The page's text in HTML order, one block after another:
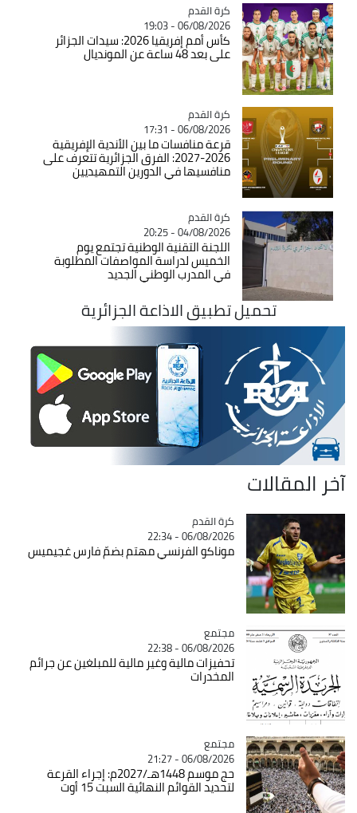
Catégorie
كرة القدم
06/08/2026 - 19:03
كأس أمم إفريقيا 2026: سيدات الجزائر
على بعد 48 ساعة عن المونديال
Catégorie
كرة القدم
06/08/2026 - 17:31
قرعة منافسات ما بين الأندية الإفريقية
2026-2027: الفرق الجزائرية تتعرف على
منافسيها في الدورين التمهيديين
Catégorie
كرة القدم
04/08/2026 - 20:25
اللجنة التقنية الوطنية تجتمع يوم
الخميس لدراسة المواصفات المطلوبة
في المدرب الوطني الجديد
تحميل تطبيق الاذاعة الجزائرية
آخر المقالات
Catégorie
كرة القدم
06/08/2026 - 22:34
موناكو الفرنسي مهتم بضمّ فارس غجيميس
Catégorie
مجتمع
06/08/2026 - 22:38
تحفيزات مالية وغير مالية للمبلغين عن جرائم
المخدرات
Catégorie
مجتمع
06/08/2026 - 21:27
حج موسم 1448هـ/2027م: إجراء القرعة
لتحديد القوائم النهائية السبت 15 أوت